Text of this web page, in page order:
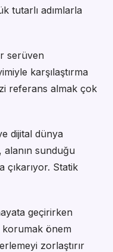
tutarlı adımlarla
serüven
karşılaştırma
referans almak çok
dijital dünya
sunduğu
çıkarıyor. Statik
geçirirken
korumak önem
zorlaştırır